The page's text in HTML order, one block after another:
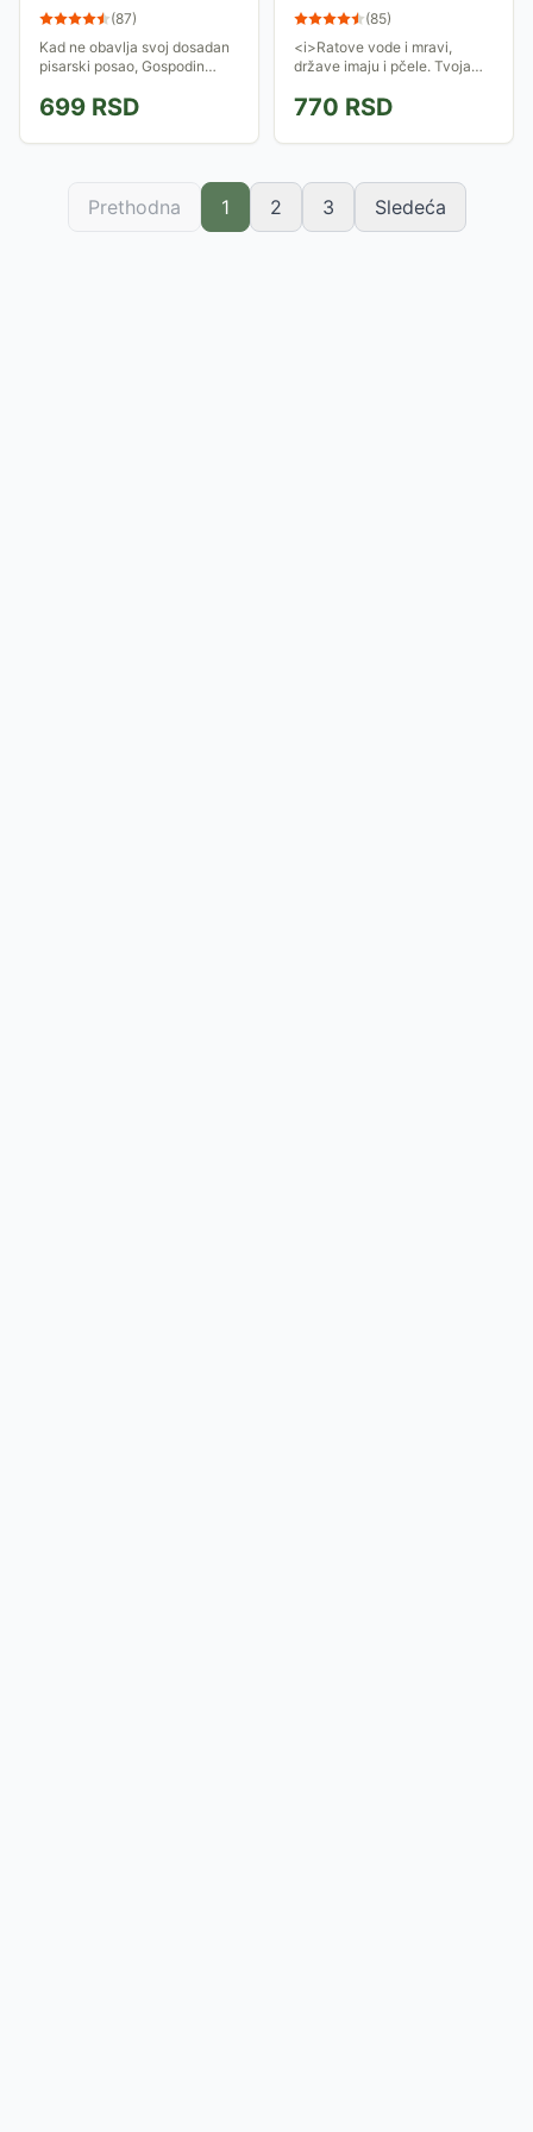
(87)
Kad ne obavlja svoj dosadan
pisarski posao, Gospodin
hobi: kradom od nadređenih
njih vadi...
699 RSD
Hese
(85)
<i>Ratove vode i mravi,
države imaju i pčele. Tvoja
gde je uskraćena, ne može
770 RSD
Prethodna 1 2 3 Sledeća